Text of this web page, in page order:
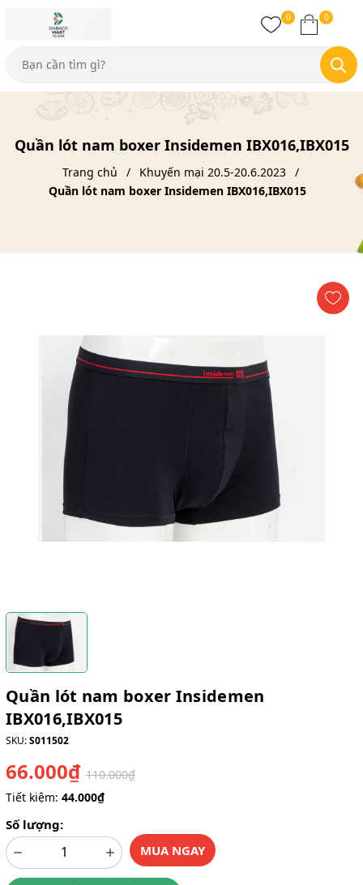
0 0
Quần lót nam boxer Insidemen IBX016,IBX015
Trang chủ
Khuyến mại 20.5-20.6.2023
Quần lót nam boxer Insidemen IBX016,IBX015
Quần lót nam boxer Insidemen
IBX016,IBX015
SKU:S011502
66.000₫ 110.000₫
Tiết kiệm: 44.000₫
Số lượng:
MUA NGAY